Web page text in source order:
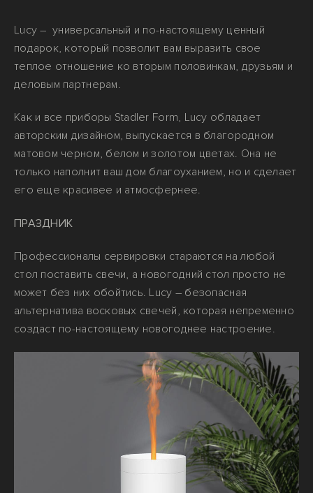
Lucy – универсальный и по-настоящему ценный
подарок, который позволит вам выразить свое
теплое отношение ко вторым половинкам, друзьям и
деловым партнерам.
Как и все приборы Stadler Form, Lucy обладает
авторским дизайном, выпускается в благородном
матовом черном, белом и золотом цветах. Она не
только наполнит ваш дом благоуханием, но и сделает
его еще красивее и атмосфернее.
ПРАЗДНИК
Профессионалы сервировки стараются на любой
стол поставить свечи, а новогодний стол просто не
может без них обойтись. Lucy – безопасная
альтернатива восковых свечей, которая непременно
создаст по-настоящему новогоднее настроение.